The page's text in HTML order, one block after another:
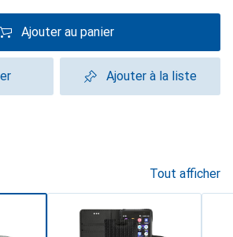
Ajouter au panier
Ajouter à la liste
Tout afficher